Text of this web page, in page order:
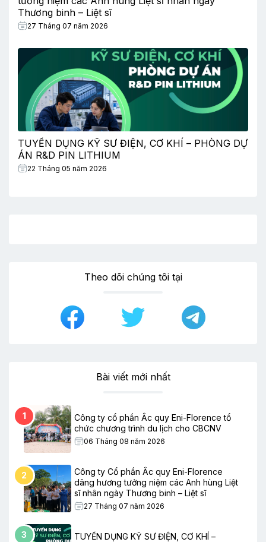
Thương binh – Liệt sĩ
27 Tháng 07 năm 2026
TUYỂN DỤNG KỸ SƯ ĐIỆN, CƠ KHÍ – PHÒNG DỰ
ÁN R&D PIN LITHIUM
22 Tháng 05 năm 2026
Theo dõi chúng tôi tại
Bài viết mới nhất
1
Công ty cổ phần Ắc quy Eni-Florence tổ
chức chương trình du lịch cho CBCNV
06 Tháng 08 năm 2026
2
Công ty Cổ phần Ắc quy Eni-Florence
dâng hương tưởng niệm các Anh hùng Liệt
sĩ nhân ngày Thương binh – Liệt sĩ
27 Tháng 07 năm 2026
3
TUYỂN DỤNG KỸ SƯ ĐIỆN, CƠ KHÍ –